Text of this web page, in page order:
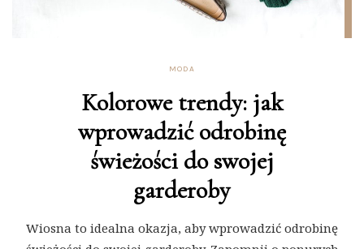
MODA
Kolorowe trendy: jak
wprowadzić odrobinę
świeżości do swojej
garderoby
Wiosna to idealna okazja, aby wprowadzić odrobinę